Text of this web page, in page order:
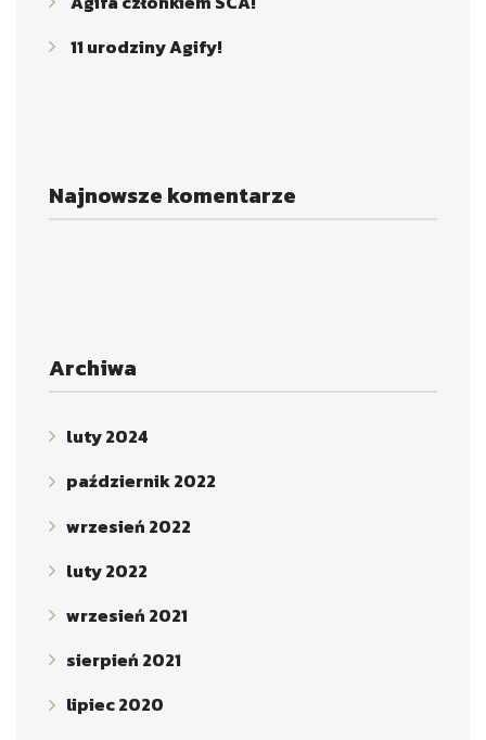
11 urodziny Agify!
Najnowsze komentarze
Archiwa
luty 2024
październik 2022
wrzesień 2022
luty 2022
wrzesień 2021
sierpień 2021
lipiec 2020